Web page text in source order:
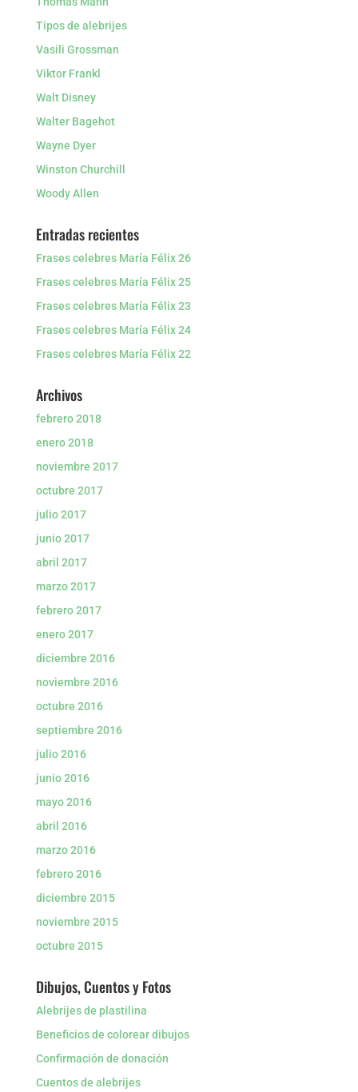
Tipos de alebrijes
Vasili Grossman
Viktor Frankl
Walt Disney
Walter Bagehot
Wayne Dyer
Winston Churchill
Woody Allen
Entradas recientes
Frases celebres María Félix 26
Frases celebres María Félix 25
Frases celebres María Félix 23
Frases celebres María Félix 24
Frases celebres María Félix 22
Archivos
febrero 2018
enero 2018
noviembre 2017
octubre 2017
julio 2017
junio 2017
abril 2017
marzo 2017
febrero 2017
enero 2017
diciembre 2016
noviembre 2016
octubre 2016
septiembre 2016
julio 2016
junio 2016
mayo 2016
abril 2016
marzo 2016
febrero 2016
diciembre 2015
noviembre 2015
octubre 2015
Dibujos, Cuentos y Fotos
Alebrijes de plastilina
Beneficios de colorear dibujos
Confirmación de donación
Cuentos de alebrijes